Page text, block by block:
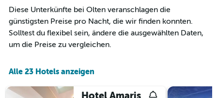
Zimmerpreis
für
heute
Nacht
letzten
Tagen
Das
Diagramm
1
X-
die
nach
Diese Unterkünfte bei Olten veranschlagen die
günstigsten Preise pro Nacht, die wir finden konnten.
Solltest du flexibel sein, ändere die ausgewählten Daten,
um die Preise zu vergleichen.
Alle 23 Hotels anzeigen